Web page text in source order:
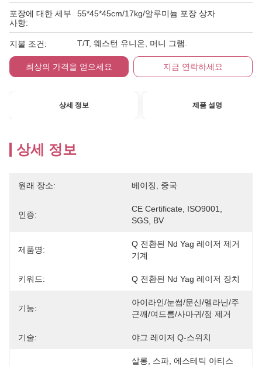
포장에 대한 세부
사항:
55*45*45cm/17kg/알루미늄 포장 상자
지불 조건: T/T, 웨스턴 유니온, 머니 그램.
최상의 가격을 얻으세요 지금 연락하세요
상세 정보 제품 설명
상세 정보
원래 장소: 베이징, 중국
인증:
CE Certificate, ISO9001,
SGS, BV
제품명:
Q 전환된 Nd Yag 레이저 제거
기계
키워드: Q 전환된 Nd Yag 레이저 장치
기능:
아이라인/눈썹/문신/멜라닌/주
근깨/여드름/사마귀/점 제거
기술: 야그 레이저 Q-스위치
살롱, 스파, 에스테틱 아티스